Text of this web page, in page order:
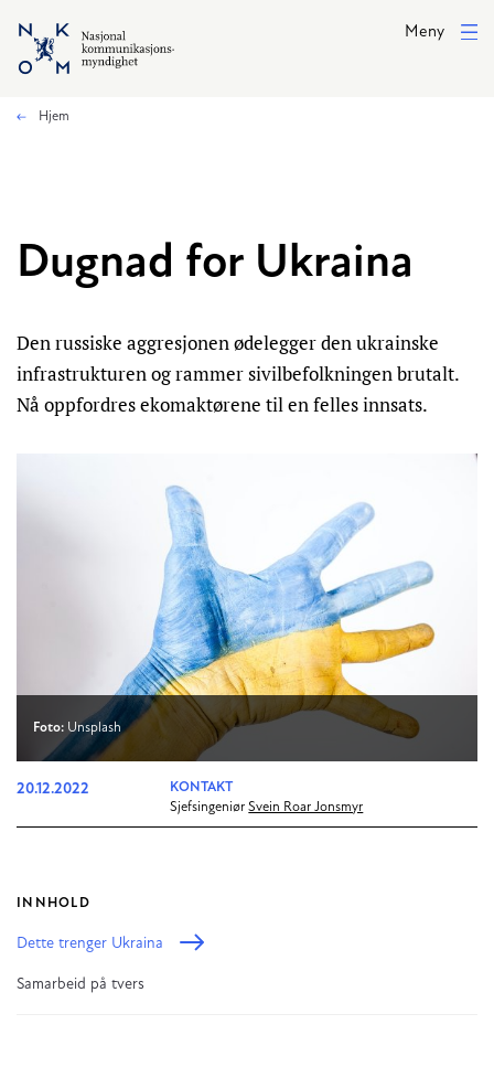
Hopp til hovedinnhold
Meny
Hjem
Dugnad for Ukraina
Den russiske aggresjonen ødelegger den ukrainske
infrastrukturen og rammer sivilbefolkningen brutalt.
Nå oppfordres ekomaktørene til en felles innsats.
Foto: Unsplash
20.12.2022
KONTAKT
Sjefsingeniør Svein Roar Jonsmyr
INNHOLD
Dette trenger Ukraina
Samarbeid på tvers